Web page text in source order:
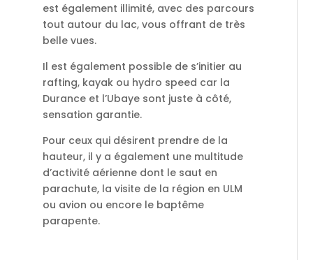
est également illimité, avec des parcours
tout autour du lac, vous offrant de très
belle vues.
Il est également possible de s’initier au
rafting, kayak ou hydro speed car la
Durance et l’Ubaye sont juste à côté,
sensation garantie.
Pour ceux qui désirent prendre de la
hauteur, il y a également une multitude
d’activité aérienne dont le saut en
parachute, la visite de la région en ULM
ou avion ou encore le baptême
parapente.